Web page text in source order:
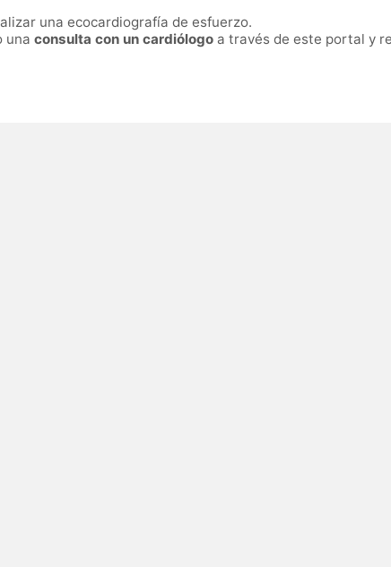
una ecocardiografía de esfuerzo.
una consulta con un cardiólogo a través de este portal y